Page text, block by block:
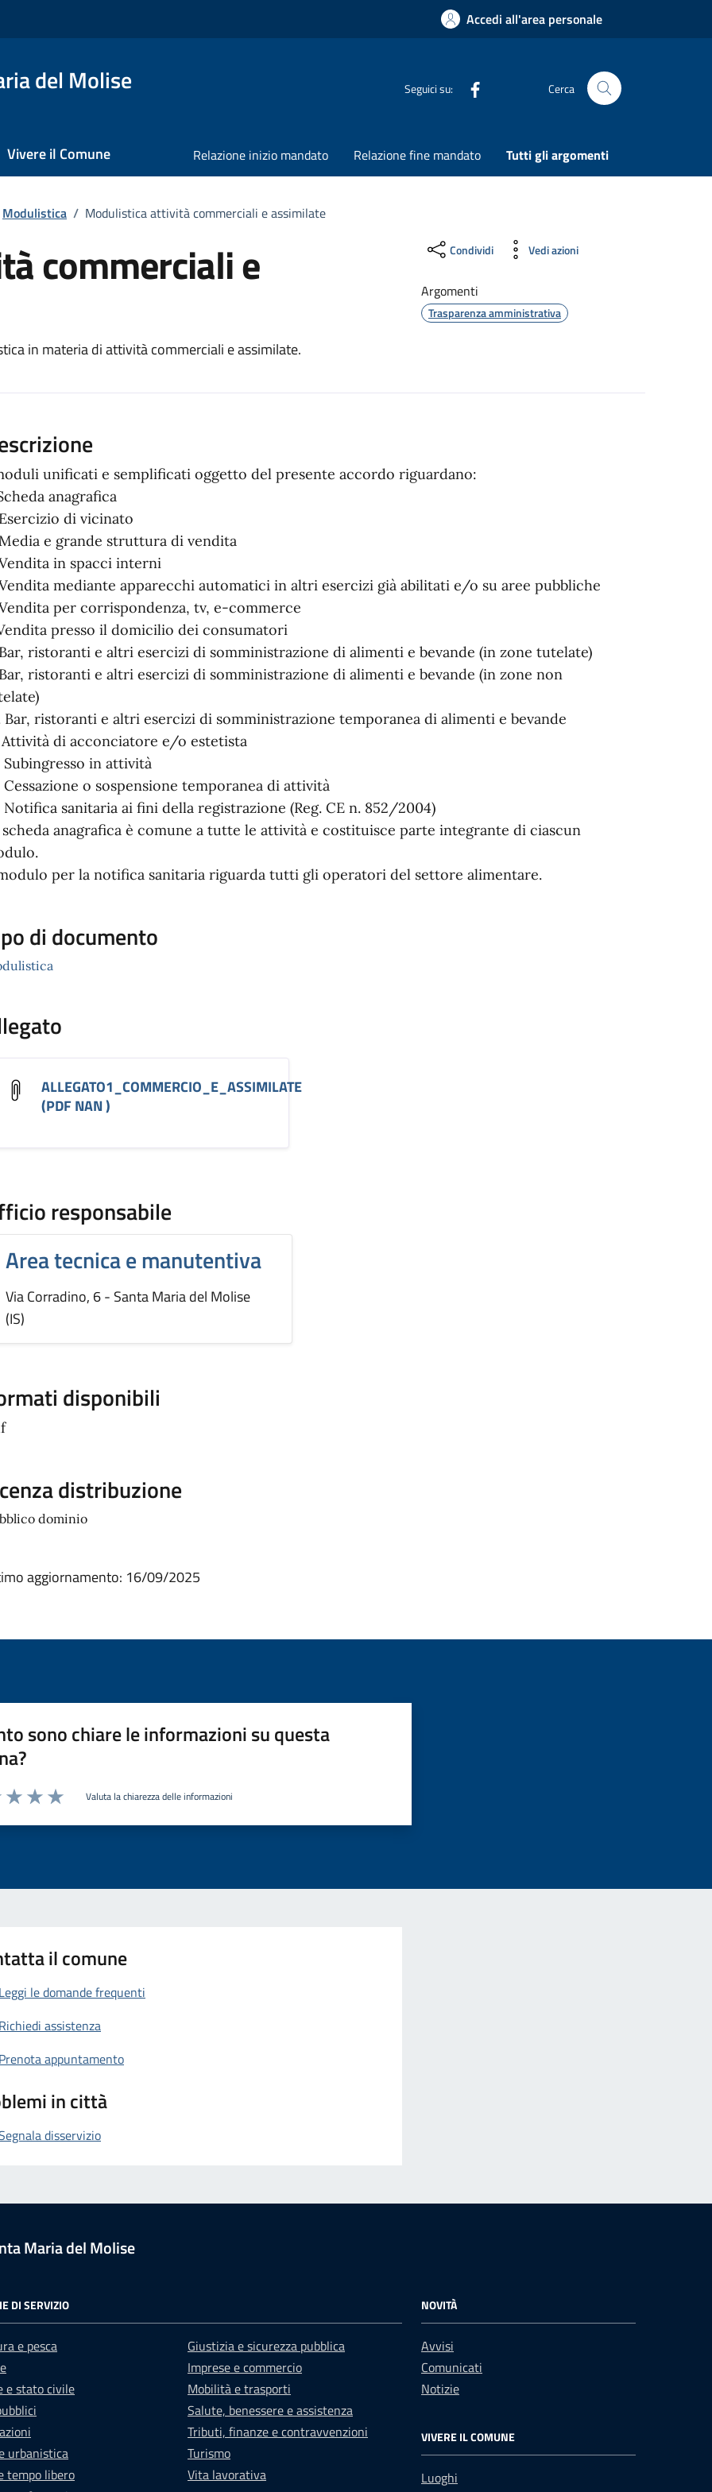
Accedi all'area personale
del Molise Seguici su: Cerca Cerca nel sito
Vivere il Comune Relazione inizio mandato Relazione fine mandato Tutti gli argomenti
Modulistica / Modulistica attività commerciali e assimilate
commerciali e
in materia di attività commerciali e assimilate.
Condividi Vedi azioni
Argomenti
Trasparenza amministrativa
unificati e semplificati oggetto del presente accordo riguardano:
anagrafica
di vicinato
e grande struttura di vendita
in spacci interni
mediante apparecchi automatici in altri esercizi già abilitati e/o su aree pubbliche
per corrispondenza, tv, e-commerce
presso il domicilio dei consumatori
ristoranti e altri esercizi di somministrazione di alimenti e bevande (in zone tutelate)
ristoranti e altri esercizi di somministrazione di alimenti e bevande (in zone non
Bar, ristoranti e altri esercizi di somministrazione temporanea di alimenti e bevande
Attività di acconciatore e/o estetista
Subingresso in attività
Cessazione o sospensione temporanea di attività
Notifica sanitaria ai fini della registrazione (Reg. CE n. 852/2004)
scheda anagrafica è comune a tutte le attività e costituisce parte integrante di ciascun
per la notifica sanitaria riguarda tutti gli operatori del settore alimentare.
di documento
ALLEGATO1_COMMERCIO_E_ASSIMILATE
(PDF NAN )
responsabile
Area tecnica e manutentiva
Via Corradino, 6 - Santa Maria del Molise
(IS)
disponibili
distribuzione
dominio
aggiornamento: 16/09/2025
sono chiare le informazioni su questa
Valuta la chiarezza delle informazioni
il comune
le domande frequenti
assistenza
appuntamento
in città
disservizio
Maria del Molise
DI SERVIZIO
e pesca
e stato civile
urbanistica
tempo libero
Giustizia e sicurezza pubblica
Imprese e commercio
Mobilità e trasporti
Salute, benessere e assistenza
Tributi, finanze e contravvenzioni
Turismo
Vita lavorativa
NOVITÀ
Avvisi
Comunicati
Notizie
VIVERE IL COMUNE
Luoghi